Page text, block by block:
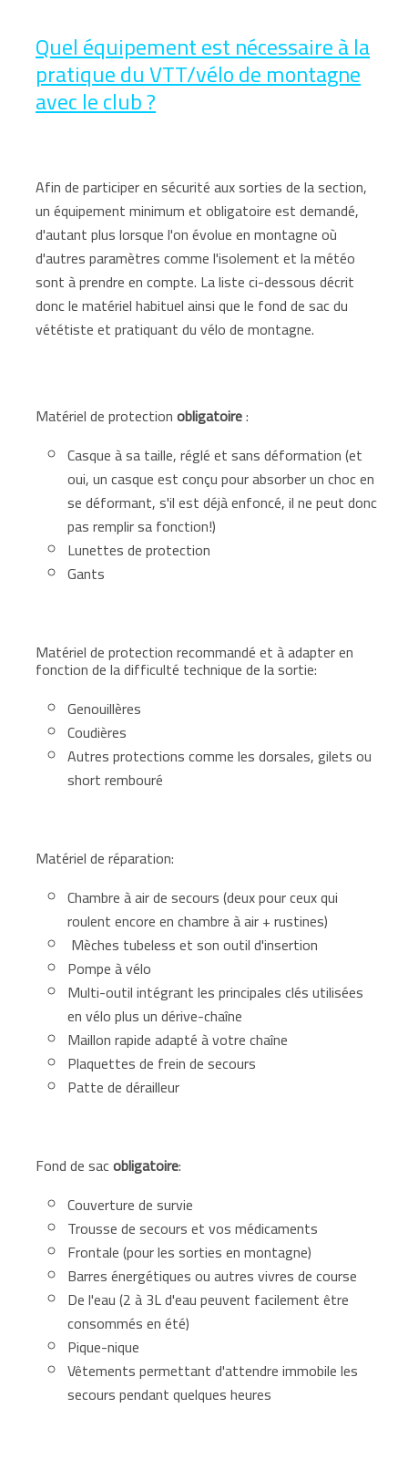
Quel équipement est nécessaire à la
pratique du VTT/vélo de montagne
avec le club ?
Afin de participer en sécurité aux sorties de la section,
un équipement minimum et obligatoire est demandé,
d'autant plus lorsque l'on évolue en montagne où
d'autres paramètres comme l'isolement et la météo
sont à prendre en compte. La liste ci-dessous décrit
donc le matériel habituel ainsi que le fond de sac du
vététiste et pratiquant du vélo de montagne.
Matériel de protectionobligatoire:
Casque à sa taille, réglé et sans déformation (et
oui, un casque est conçu pour absorber un choc en
se déformant, s'il est déjà enfoncé, il ne peut donc
pas remplir sa fonction!)
Lunettes de protection
Gants
Matériel de protection recommandé et à adapter en
fonction de la difficulté technique de la sortie:
Genouillères
Coudières
Autres protections comme les dorsales, gilets ou
short rembouré
Matériel de réparation:
Chambre à air de secours (deux pour ceux qui
roulent encore en chambre à air + rustines)
Mèches tubeless et son outil d'insertion
Pompe à vélo
Multi-outil intégrant les principales clés utilisées
en vélo plus un dérive-chaîne
Maillon rapide adapté à votre chaîne
Plaquettes de frein de secours
Patte de dérailleur
Fond de sacobligatoire:
Couverture de survie
Trousse de secours et vos médicaments
Frontale (pour les sorties en montagne)
Barres énergétiques ou autres vivres de course
De l'eau (2 à 3L d'eau peuvent facilement être
consommés en été)
Pique-nique
Vêtements permettant d'attendre immobile les
secours pendant quelques heures